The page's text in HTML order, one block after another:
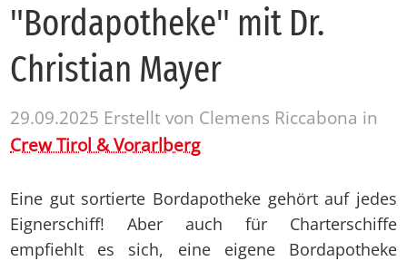
"Bord­apo­the­ke" mit Dr.
Chris­ti­an May­er
29.09.2025 Erstellt von Clemens Riccabona in
Crew Tirol & Vorarlberg
Eine gut sortierte Bordapotheke gehört auf jedes
Eignerschiff! Aber auch für Charterschiffe
empfiehlt es sich, eine eigene Bordapotheke